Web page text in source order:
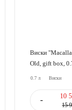
Виски
Old, gift box,
0.7 л Виски
- 10
15